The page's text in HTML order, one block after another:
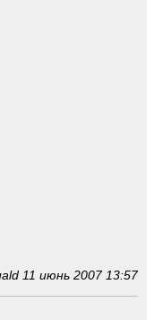
11 июнь 2007 13:57